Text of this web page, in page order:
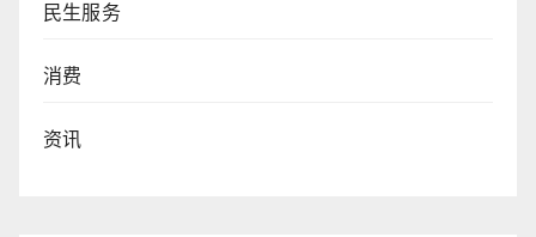
民生服务
消费
资讯